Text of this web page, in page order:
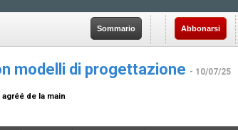
Sommario Abbonarsi
modelli di progettazione - 10/07/25
de la main